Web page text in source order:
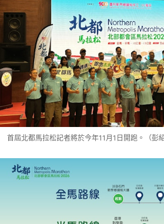
首屆北都馬拉松記者將於今年11月1日開跑。（彭紹